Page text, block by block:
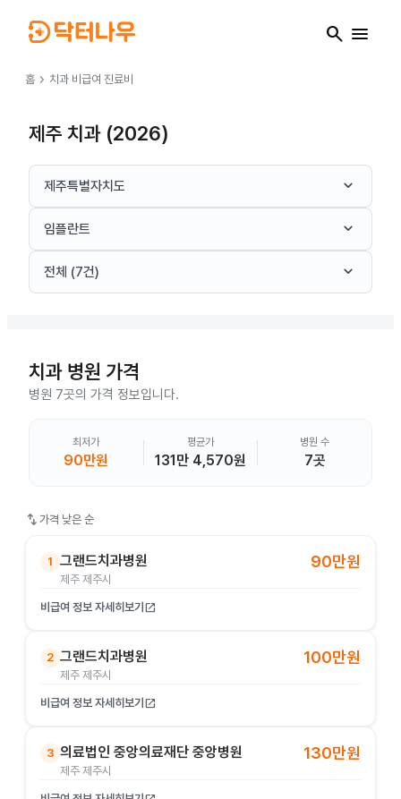
search menu
홈 chevron_right 치과 비급여 진료비
제주 치과 (2026)
제주특별자치도 keyboard_arrow_down
임플란트 keyboard_arrow_down
전체 (7건) keyboard_arrow_down
치과 병원 가격
병원 7곳의 가격 정보입니다.
최저가
90만원
평균가
131만 4,570원
병원 수
7곳
swap_vert 가격 낮은 순
1 그랜드치과병원
제주 제주시
90만원
비급여 정보 자세히보기 open_in_new
2 그랜드치과병원
제주 제주시
100만원
비급여 정보 자세히보기 open_in_new
3 의료법인 중앙의료재단 중앙병원
제주 제주시
130만원